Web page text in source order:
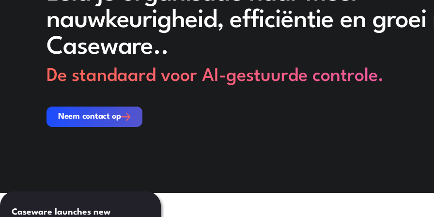
nauwkeurigheid, efficiëntie en groei
Caseware..
De standaard voor AI-gestuurde controle.
Neem contact op
Neem contact op
Caseware launches new